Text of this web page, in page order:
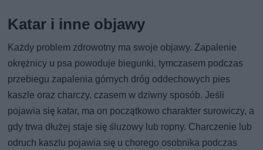
Katar i inne objawy
Każdy problem zdrowotny ma swoje objawy. Zapalenie
okrężnicy u psa powoduje biegunki, tymczasem podczas
przebiegu zapalenia górnych dróg oddechowych pies
kaszle oraz charczy, czasem w dziwny sposób. Jeśli
pojawia się katar, ma on początkowo charakter surowiczy, a
gdy trwa dłużej staje się śluzowy lub ropny. Charczenie lub
odruch kaszlu pojawia się u chorego osobnika podczas